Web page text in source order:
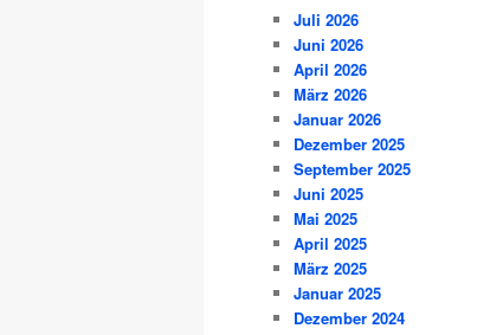
Juli 2026
Juni 2026
April 2026
März 2026
Januar 2026
Dezember 2025
September 2025
Juni 2025
Mai 2025
April 2025
März 2025
Januar 2025
Dezember 2024